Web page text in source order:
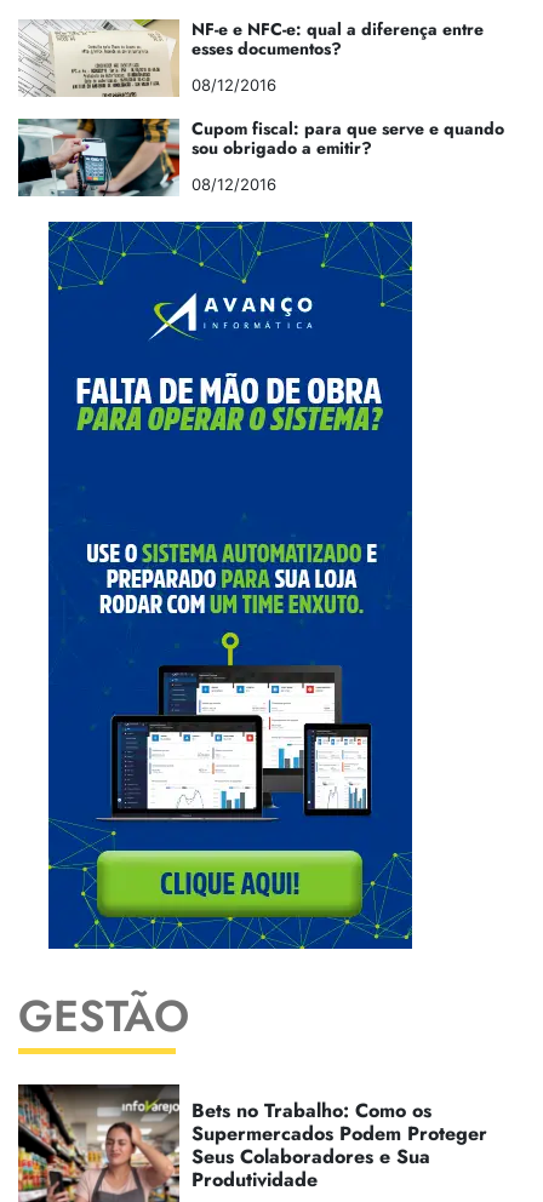
NF-e e NFC-e: qual a diferença entre
esses documentos?
08/12/2016
Cupom fiscal: para que serve e quando
sou obrigado a emitir?
08/12/2016
GESTÃO
Bets no Trabalho: Como os
Supermercados Podem Proteger
Seus Colaboradores e Sua
Produtividade